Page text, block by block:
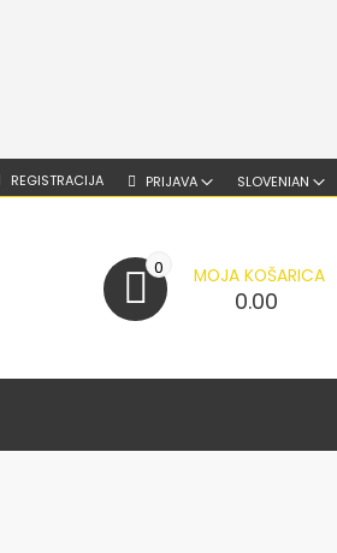
SLOVENIAN
PRIJAVA
REGISTRACIJA
MOJA KOŠARICA
0.00
0